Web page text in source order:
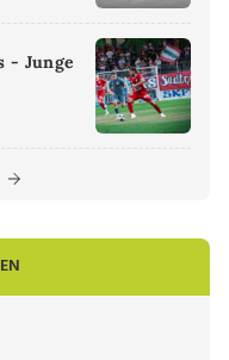
- Junge